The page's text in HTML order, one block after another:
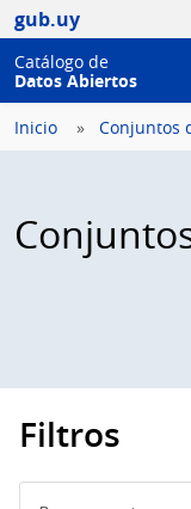
gub.uy
Catálogo de
Datos Abiertos
Inicio Conjuntos
Filtros